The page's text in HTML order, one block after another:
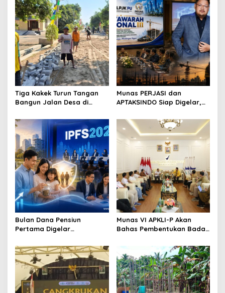
Tiga Kakek Turun Tangan
Bangun Jalan Desa di
Munas PERJASI dan
APTAKSINDO Siap Digelar,
Revisi AD/ART
Bulan Dana Pensiun
Pertama Digelar
Perkuat Ekosistem Pensiun
Berkelanjutan
Munas VI APKLI-P Akan
Bahas Pembentukan Badan
Dinilai Penting Hadapi
Bonus Demografi